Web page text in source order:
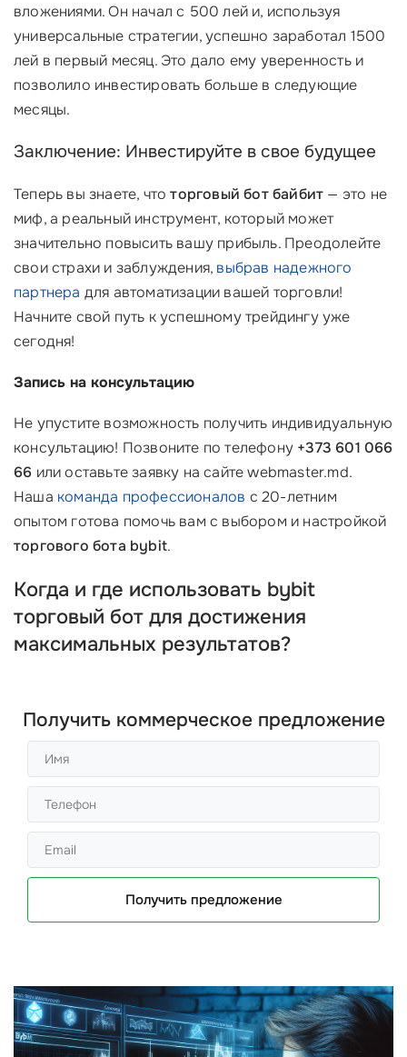
вложениями. Он начал с 500 лей и, используя
универсальные стратегии, успешно заработал 1500
лей в первый месяц. Это дало ему уверенность и
позволило инвестировать больше в следующие
месяцы.
Заключение: Инвестируйте в свое будущее
Теперь вы знаете, чтоторговый бот байбит — это не
миф, а реальный инструмент, который может
значительно повысить вашу прибыль. Преодолейте
свои страхи и заблуждения, выбрав надежного
партнера для автоматизации вашей торговли!
Начните свой путь к успешному трейдингу уже
сегодня!
Запись на консультацию
Не упустите возможность получить индивидуальную
консультацию! Позвоните по телефону +373 601 066
66 или оставьте заявку на сайте webmaster.md.
Наша команда профессионалов с 20-летним
опытом готова помочь вам с выбором и настройкой
торгового бота bybit.
Когда и где использовать bybit
торговый бот для достижения
максимальных результатов?
Получить коммерческое предложение
Получить предложение